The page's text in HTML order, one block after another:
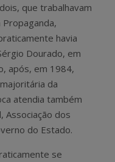
que trabalhavam
havia
Dourado, em
após, em 1984,
da
atendia também
Associação dos
do Estado.
se